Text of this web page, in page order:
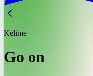
Kelime
Go on